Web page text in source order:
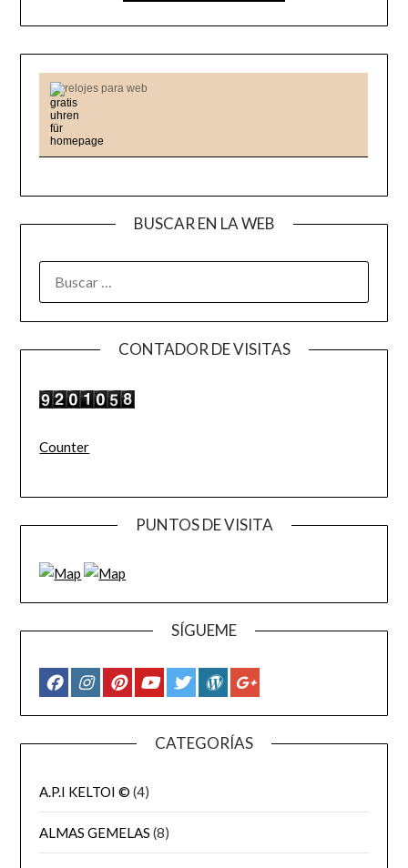
relojes para web
BUSCAR EN LA WEB
CONTADOR DE VISITAS
Counter
PUNTOS DE VISITA
SÍGUEME
CATEGORÍAS
A.P.I KELTOI © (4)
ALMAS GEMELAS (8)